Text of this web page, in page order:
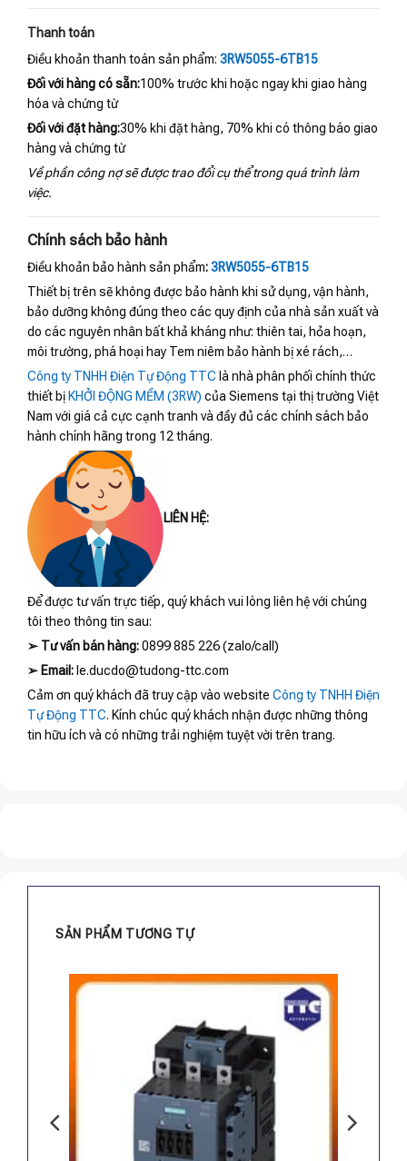
Thanh toán
Điều khoản thanh toán sản phẩm: 3RW5055-6TB15
Đối với hàng có sẵn:100% trước khi hoặc ngay khi giao hàng
hóa và chứng từ
Đối với đặt hàng:30% khi đặt hàng, 70% khi có thông báo giao
hàng và chứng từ
Về phần công nợ sẽ được trao đổi cụ thể trong quá trình làm
việc.
Chính sách bảo hành
Điều khoản bảo hành sản phẩm:3RW5055-6TB15
Thiết bị trên sẽ không được bảo hành khi sử dụng, vận hành,
bảo dưỡng không đúng theo các quy định của nhà sản xuất và
do các nguyên nhân bất khả kháng như: thiên tai, hỏa hoạn,
môi trường, phá hoại hay Tem niêm bảo hành bị xé rách,…
Công ty TNHH Điện Tự Động TTC là nhà phân phối chính thức
thiết bị KHỞI ĐỘNG MỀM (3RW) của Siemens tại thị trường Việt
Nam với giá cả cực cạnh tranh và đầy đủ các chính sách bảo
hành chính hãng trong 12 tháng.
LIÊN HỆ:
Để được tư vấn trực tiếp, quý khách vui lòng liên hệ với chúng
tôi theo thông tin sau:
➢ Tư vấn bán hàng:0899 885 226 (zalo/call)
➢ Email: le.ducdo@tudong-ttc.com
Cảm ơn quý khách đã truy cập vào website Công ty TNHH Điện
Tự Động TTC. Kính chúc quý khách nhận được những thông
tin hữu ích và có những trải nghiệm tuyệt vời trên trang.
SẢN PHẨM TƯƠNG TỰ